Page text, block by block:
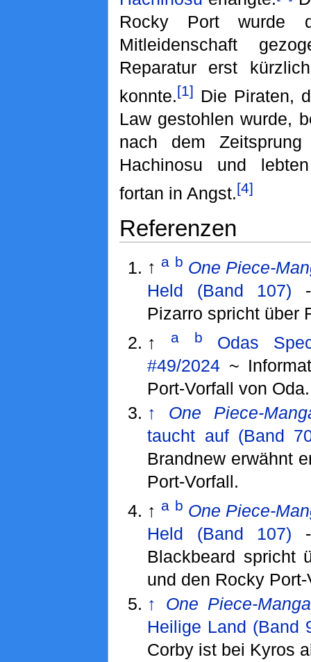
Rocky Port wurde
Mitleidenschaft
Reparatur erst
konnte.[1] Die Piraten,
Law gestohlen wurde,
nach dem
Hachinosu und
fortan in Angst.[4]
Referenzen
↑ a b One Piece-
Held (Band 107)
Pizarro spricht über
↑
a b
Odas
#49/2024 ~
Port-Vorfall von Oda.
↑
One Piece-
taucht auf (Band
Brandnew erwähnt
Port-Vorfall.
↑ a b One Piece-
Held (Band 107)
Blackbeard spricht
und den Rocky
↑
One Piece-Manga
Heilige Land (Band
Corby ist bei Kyros